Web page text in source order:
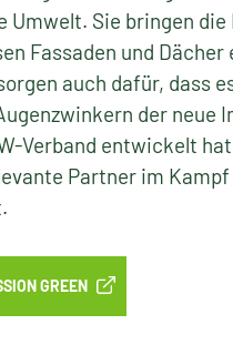
Umwelt. Sie bringen
Fassaden und
auch dafür, dass
der neue
Verband entwickelt
Partner im
GREEN